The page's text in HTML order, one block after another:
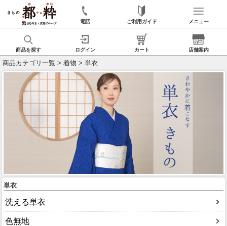
電話 ご利用ガイド メニュー
商品を探す ログイン カート 店舗案内
商品カテゴリ一覧 > 着物 > 単衣
単衣
洗える単衣
色無地